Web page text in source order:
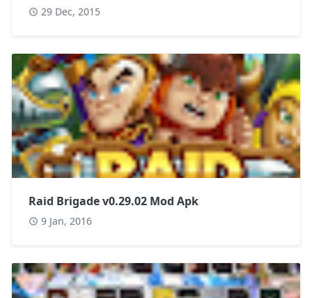
29 Dec, 2015
Raid Brigade v0.29.02 Mod Apk
9 Jan, 2016